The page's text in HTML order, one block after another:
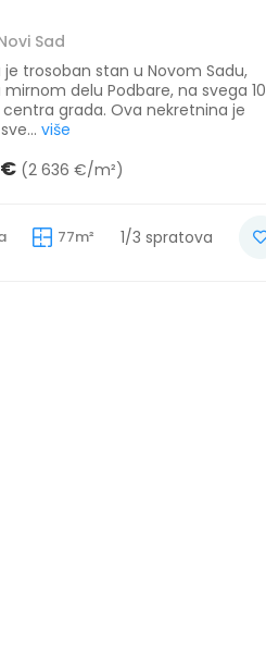
Sad
je trosoban stan u Novom Sadu,
delu Podbare, na svega 10
grada. Ova nekretnina je
više
(2 636 €/m²)
77m² 1/3 spratova